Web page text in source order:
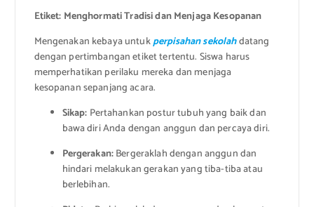
Etiket: Menghormati Tradisi dan Menjaga Kesopanan
Mengenakan kebaya untukperpisahan sekolahdatang
dengan pertimbangan etiket tertentu. Siswa harus
memperhatikan perilaku mereka dan menjaga
kesopanan sepanjang acara.
Sikap: Pertahankan postur tubuh yang baik dan
bawa diri Anda dengan anggun dan percaya diri.
Pergerakan:Bergeraklah dengan anggun dan
hindari melakukan gerakan yang tiba-tiba atau
berlebihan.